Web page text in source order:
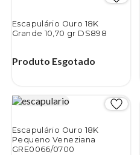
Escapulário Ouro 18K
Grande 10,70 gr DS898
Produto Esgotado
Escapulário Ouro 18K
Pequeno Veneziana
GRE0066/0700